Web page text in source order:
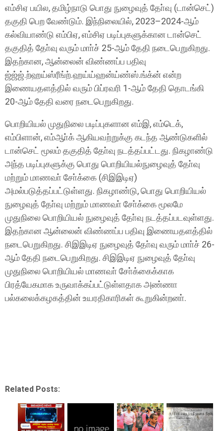
எம்சிஏ பயில, தமிழ்நாடு பொது நுழைவுத் தோ்வு (டான்செட்)
தகுதி பெற வேண்டும். இந்நிலையில், 2023–2024-ஆம்
கல்வியாண்டு எம்பிஏ, எம்சிஏ படிப்புகளுக்கான டான்செட்
தகுதித் தோ்வு வரும் மாா்ச் 25-ஆம் தேதி நடைபெறுகிறது.
இதற்கான, ஆன்லைன் விண்ணப்ப பதிவு
ஜ்ஜ்ஜ்.ற்ஹய்ஸ்ரீங்ற்.ஹய்ய்ஹன்ய்ண்ஸ்.ங்க்ன் என்ற
இணையதளத்தில் வரும் பிப்ரவரி 1-ஆம் தேதி தொடங்கி
20-ஆம் தேதி வரை நடைபெறுகிறது.
பொறியியல் முதுநிலை படிப்புகளான எம்இ, எம்டெக்,
எம்பிளான், எம்ஆா்க் ஆகியவற்றுக்கு கடந்த ஆண்டுகளில்
டான்செட் மூலம் தகுதித் தோ்வு நடத்தப்பட்டது. நிகழாண்டு
அந்த படிப்புகளுக்கு பொது பொறியியல்நுழைவுத் தோ்வு
மற்றும் மாணவா் சோ்க்கை (சிஇஇடிஏ)
அமல்படுத்தப்பட்டுள்ளது. நிகழாண்டு, பொது பொறியியல்
நுழைவுத் தோ்வு மற்றும் மாணவா் சோ்க்கை மூலமே
முதுநிலை பொறியியல் நுழைவுத் தோ்வு நடத்தப்படவுள்ளது.
இதற்கான ஆன்லைன் விண்ணப்ப பதிவு இணையதளத்தில்
நடைபெறுகிறது. சிஇஇடிஏ நுழைவுத் தோ்வு வரும் மாா்ச் 26-
ஆம் தேதி நடைபெறுகிறது. சிஇஇடிஏ நுழைவுத் தோ்வு
முதுநிலை பொறியியல் மாணவா் சோ்க்கைக்காக
பிரத்யேகமாக உருவாக்கப்பட்டுள்ளதாக அண்ணா
பல்கலைக்கழகத்தின் உயரதிகாரிகள் கூறுகின்றனா்.
Related Posts: